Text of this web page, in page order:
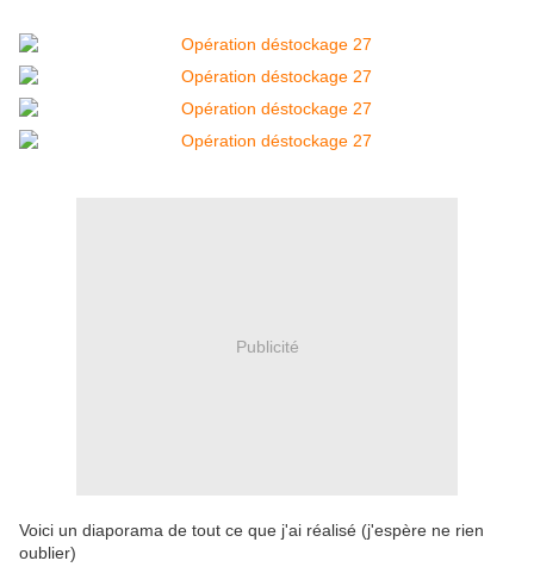
Publicité
Voici un diaporama de tout ce que j'ai réalisé (j'espère ne rien
oublier)